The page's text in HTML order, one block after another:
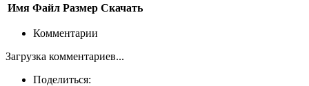
Имя Файл Размер Скачать
Комментарии
Загрузка комментариев...
Поделиться: